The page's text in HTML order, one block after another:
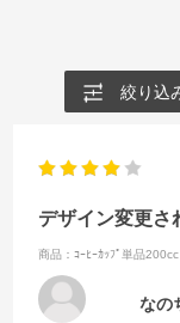
絞り込
デザイン変更さ
商品：ｺｰﾋｰｶｯﾌﾟ単品200cc
なの